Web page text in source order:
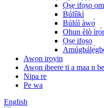
Ọṣẹ ifọṣọ
Búlíìkì
Búlúì àwọ̀
Ohun èlò
Ọṣẹ ifọṣọ
Awọn iroyin
Awọn ibeere ti a maa n
Nipa re
Pe wa
English